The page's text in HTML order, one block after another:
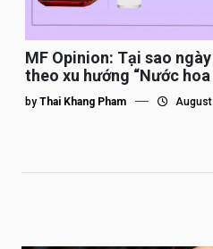
MF Opinion: Tại sao
theo xu hướng “Nước hoa
by Thai Khang Pham August